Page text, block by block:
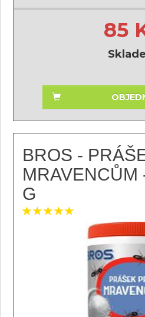
85
BROS -
MRAVENCŮM
G